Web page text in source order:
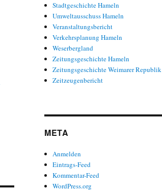
Stadtgeschichte Hameln
Umweltausschuss Hameln
Veranstaltungsbericht
Verkehrsplanung Hameln
Weserbergland
Zeitungsgeschichte Hameln
Zeitungsgeschichte Weimarer Republik
Zeitzeugenbericht
META
Anmelden
Eintrags-Feed
Kommentar-Feed
WordPress.org